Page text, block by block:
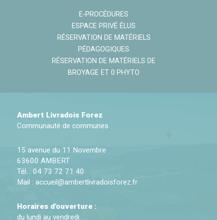
E-PROCÉDURES
ESPACE PRIVÉ ÉLUS
RÉSERVATION DE MATÉRIELS
PÉDAGOGIQUES
RÉSERVATION DE MATÉRIELS DE
BROYAGE ET 0 PHYTO
Ambert Livradois Forez
Communauté de communes
15 avenue du 11 Novembre
63600 AMBERT
Tél. : 04 73 72 71 40
Mail : accueil@ambertlivradoisforez.fr
Horaires d'ouverture :
du lundi au vendredi